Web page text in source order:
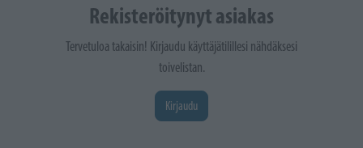
Rekisteröitynyt asiakas
Tervetuloa takaisin! Kirjaudu käyttäjätilillesi nähdäksesi
toivelistan.
Kirjaudu